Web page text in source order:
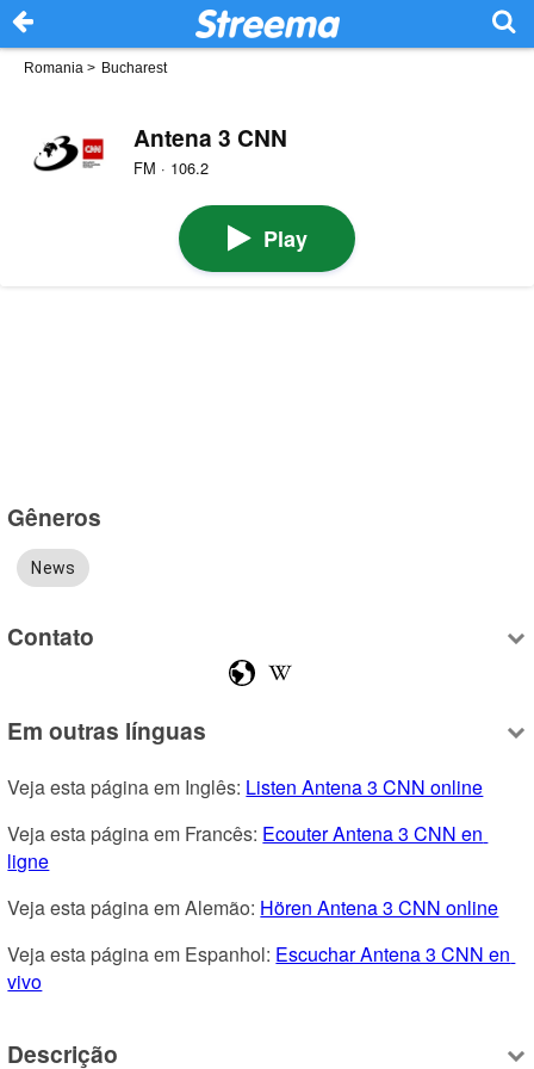
Romania > Bucharest
Antena 3 CNN
FM · 106.2
Play
Gêneros
News
Contato
Em outras línguas
Veja esta página em Inglês: Listen Antena 3 CNN online
Veja esta página em Francês: Ecouter Antena 3 CNN en
ligne
Veja esta página em Alemão: Hören Antena 3 CNN online
Veja esta página em Espanhol: Escuchar Antena 3 CNN en
vivo
Descrição